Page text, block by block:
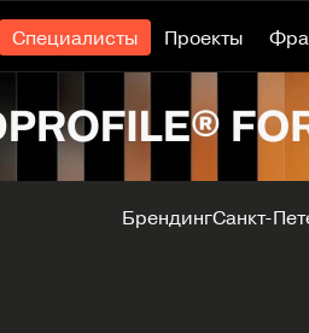
Специалисты Проекты
БрендингСанкт-